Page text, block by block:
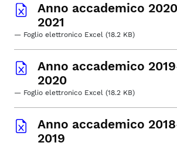
Anno accademico
2021
— Foglio elettronico Excel (18.2 KB)
Anno accademico
2020
— Foglio elettronico Excel (18.2 KB)
Anno accademico
2019